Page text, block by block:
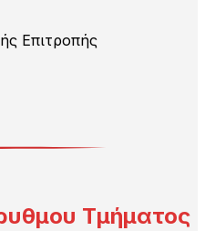
Επιτροπής
Τμήματος